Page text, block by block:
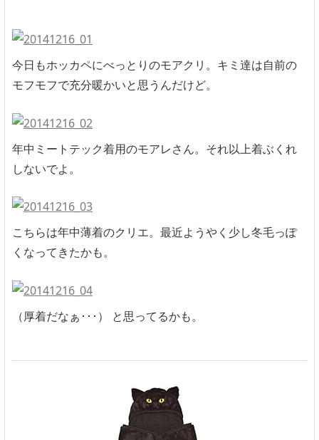
今日もホッカペにべっとりのモアクリ。キミ達は自前の
モフモフで充分暖かいと思うんだけど。
年中ミートテック着用のモアレさん。それ以上着ぶくれ
しないでよ。
こちらは年中薄着のクリエ。最近ようやく少し冬毛っぽ
くなってきたかも。
（厚着だなぁ･･･） と思ってるかも。